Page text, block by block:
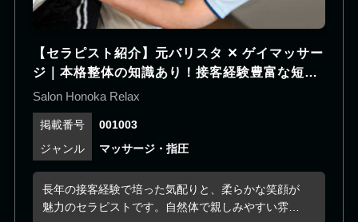
【セラピスト紹介】元バリスタ ✕ ゲイマッサー
ジ｜本格整体の知識あり！接客経験豊富な短髪
筋トレ男子セラピスト！
Salon Honoka Relax
001003
マッサージ・指圧
長年の接客経験で培った気配りと、柔らかな笑顔が
魅力のセラピストです。自然体で親しみやすい雰囲